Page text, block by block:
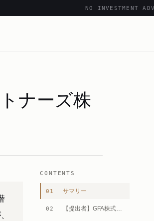
NO INVESTMENT
ナーズ株
CONTENTS
01 サマリー
02